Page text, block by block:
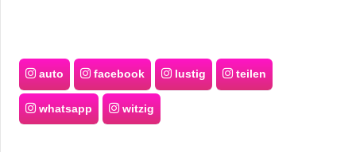
auto facebook lustig teilen
whatsapp witzig